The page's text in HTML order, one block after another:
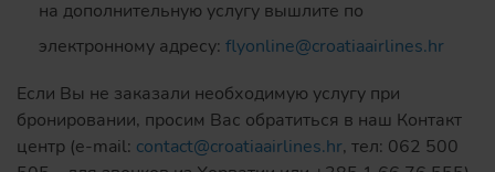
на дополнительную услугу вышлите по
электронному адресу: flyonline@croatiaairlines.hr
Если Вы не заказали необходимую услугу при
бронировании, просим Вас обратиться в наш Контакт
центр (e-mail: contact@croatiaairlines.hr, тел: 062 500